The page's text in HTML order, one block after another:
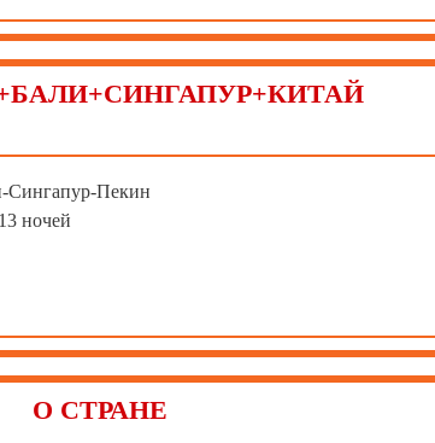
Сингапур-Пекин
ночей
О СТРАНЕ